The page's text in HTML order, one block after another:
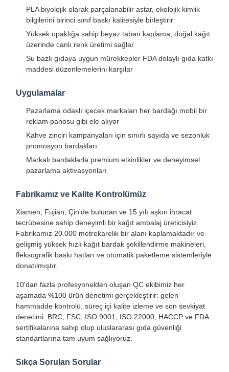
Evde Ürün Hakkımızda
PLA biyolojik olarak parçalanabilir astar, ekolojik kimlik
bilgilerini birinci sınıf baskı kalitesiyle birleştirir
Yüksek opaklığa sahip beyaz taban kaplama, doğal kağıt
üzerinde canlı renk üretimi sağlar
Su bazlı gıdaya uygun mürekkepler FDA dolaylı gıda katkı
maddesi düzenlemelerini karşılar
Uygulamalar
Pazarlama odaklı içecek markaları her bardağı mobil bir
reklam panosu gibi ele alıyor
Kahve zinciri kampanyaları için sınırlı sayıda ve sezonluk
promosyon bardakları
Markalı bardaklarla premium etkinlikler ve deneyimsel
pazarlama aktivasyonları
Fabrikamız ve Kalite Kontrolümüz
Xiamen, Fujian, Çin'de bulunan ve 15 yılı aşkın ihracat
tecrübesine sahip deneyimli bir kağıt ambalaj üreticisiyiz.
Fabrikamız 20.000 metrekarelik bir alanı kaplamaktadır ve
gelişmiş yüksek hızlı kağıt bardak şekillendirme makineleri,
fleksografik baskı hatları ve otomatik paketleme sistemleriyle
donatılmıştır.
10'dan fazla profesyonelden oluşan QC ekibimiz her
aşamada %100 ürün denetimi gerçekleştirir: gelen
hammadde kontrolü, süreç içi kalite izleme ve son sevkiyat
denetimi. BRC, FSC, ISO 9001, ISO 22000, HACCP ve FDA
sertifikalarına sahip olup uluslararası gıda güvenliği
standartlarına tam uyum sağlıyoruz.
Sıkça Sorulan Sorular